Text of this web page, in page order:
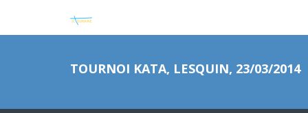
TOURNOI KATA, LESQUIN, 23/03/2014